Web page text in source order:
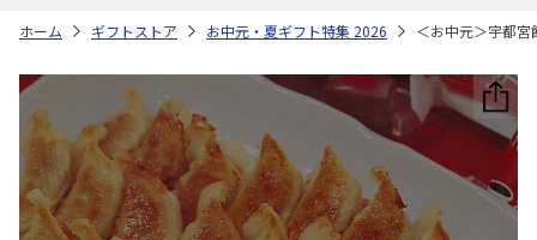
ホーム ギフトストア お中元・夏ギフト特集 2026 ＜お中元＞宇都